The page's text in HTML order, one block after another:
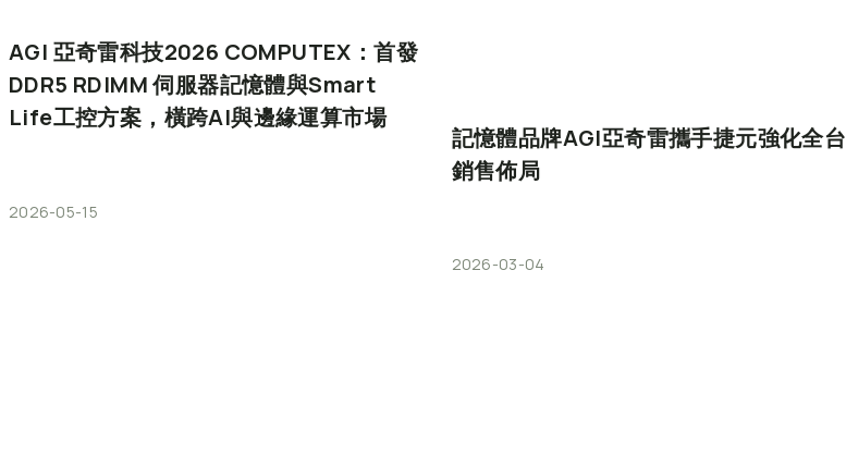
AGI 亞奇雷科技2026 COMPUTEX：首發
DDR5 RDIMM 伺服器記憶體與Smart
Life工控方案，橫跨AI與邊緣運算市場
2026-05-15
記憶體品牌AGI亞奇雷攜手捷元強化全台
銷售佈局
2026-03-04